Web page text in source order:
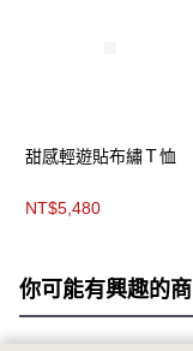
甜感輕遊貼布繡Ｔ恤
NT$5,480
你可能有興趣的